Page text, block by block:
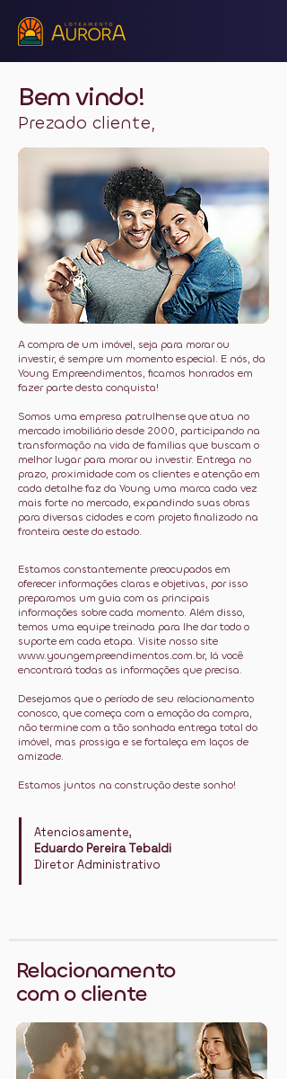
Bem vindo!
Prezado cliente,
A compra de um imóvel, seja para morar ou
investir, é sempre um momento especial. E nós, da
Young Empreendimentos, ficamos honrados em
fazer parte desta conquista!
Somos uma empresa patrulhense que atua no
mercado imobiliário desde 2000, participando na
transformação na vida de famílias que buscam o
melhor lugar para morar ou investir. Entrega no
prazo, proximidade com os clientes e atenção em
cada detalhe faz da Young uma marca cada vez
mais forte no mercado, expandindo suas obras
para diversas cidades e com projeto finalizado na
fronteira oeste do estado.
Estamos constantemente preocupados em
oferecer informações claras e objetivas, por isso
prepa­ramos um guia com as principais
informações sobre cada momento. Além disso,
temos uma equipe treinada para lhe dar todo o
suporte em cada etapa. Visite nosso site
www.youngempreendimentos.com.br, lá você
encontrará todas as informações que precisa.
Desejamos que o período de seu relacionamento
conosco, que começa com a emoção da compra,
não termine com a tão sonhada entrega total do
imóvel, mas prossiga e se fortaleça em laços de
amizade.
Estamos juntos na construção deste sonho!
Atenciosamente,
Eduardo Pereira Tebaldi
Diretor Administrativo
Relacionamento
com o cliente